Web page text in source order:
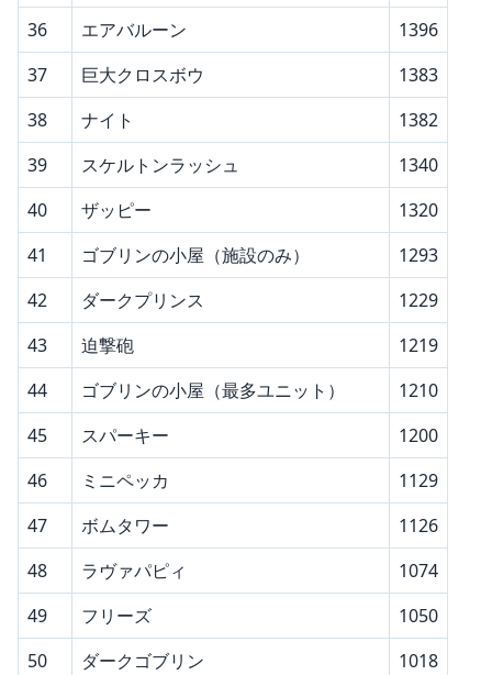
36 エアバルーン
1396
37
巨大クロスボウ
1383
38
ナイト
1382
39
スケルトンラッシュ
1340
40
ザッピー
1320
41
ゴブリンの小屋（施設のみ）
1293
42
ダークプリンス
1229
43
迫撃砲
1219
44
ゴブリンの小屋（最多ユニット）
1210
45
スパーキー
1200
46
ミニペッカ
1129
47
ボムタワー
1126
48
ラヴァパピィ
1074
49
フリーズ
1050
50
ダークゴブリン
1018